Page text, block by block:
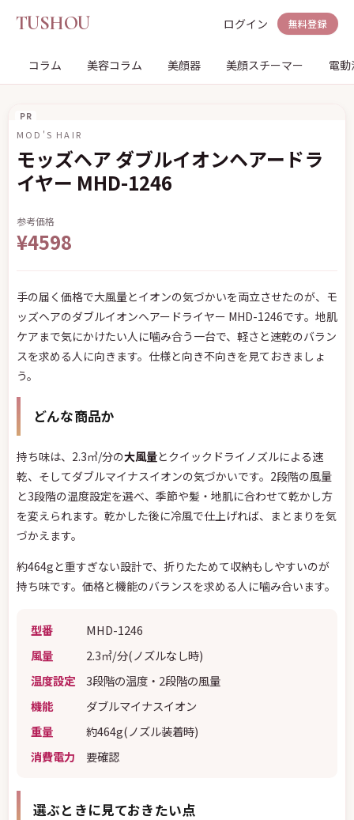
TUSHOU ログイン 無料登録
コラム 美容コラム 美顔器 美顔スチーマー 電
PR
MOD'S HAIR
モッズヘア ダブルイオンヘアードラ
イヤー MHD-1246
参考価格
¥4598
手の届く価格で大風量とイオンの気づかいを両立させたのが、モ
ッズヘアのダブルイオンヘアードライヤー MHD-1246です。地肌
ケアまで気にかけたい人に噛み合う一台で、軽さと速乾のバラン
スを求める人に向きます。仕様と向き不向きを見ておきましょ
う。
どんな商品か
持ち味は、2.3㎥/分の大風量とクイックドライノズルによる速
乾、そしてダブルマイナスイオンの気づかいです。2段階の風量
と3段階の温度設定を選べ、季節や髪・地肌に合わせて乾かし方
を変えられます。乾かした後に冷風で仕上げれば、まとまりを気
づかえます。
約464gと重すぎない設計で、折りたためて収納もしやすいのが
持ち味です。価格と機能のバランスを求める人に噛み合います。
型番
MHD-1246
風量
2.3㎥/分(ノズルなし時)
温度設定
3段階の温度・2段階の風量
機能
ダブルマイナスイオン
重量
約464g(ノズル装着時)
消費電力
要確認
選ぶときに見ておきたい点